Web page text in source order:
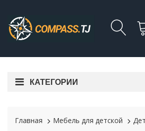
КАТЕГОРИИ
Главная Мебель для детской